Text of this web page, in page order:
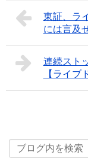
東証、ラ
には言及
連続スト
【ライブ